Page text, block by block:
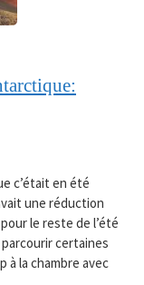
c’était en été
une réduction
le reste de l’été
certaines
à la chambre avec